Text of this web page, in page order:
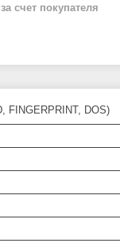
за счет покупателя
FINGERPRINT, DOS)